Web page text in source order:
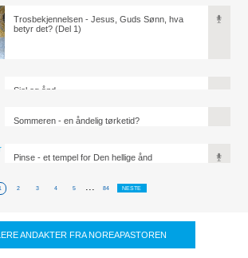
Trosbekjennelsen - Jesus, Guds Sønn, hva
betyr det? (Del 1)
Sjel og ånd
Sommeren - en åndelig tørketid?
Pinse - et tempel for Den hellige ånd
2 3 4 5 84 NESTE
ANDAKTER FRA NOREAPASTOREN